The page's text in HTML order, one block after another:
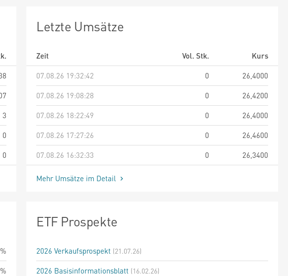
3
0
0
Letzte Umsätze
Zeit Vol. Stk.
Kurs
07.08.26 19:32:42
0
26,4000
07.08.26 19:08:28
0
26,4200
07.08.26 18:22:49
0
26,4000
07.08.26 17:27:26
0
26,4600
07.08.26 16:32:33
0 26,3400
Mehr Umsätze im Detail
ETF Prospekte
2026 Verkaufsprospekt (21.07.26)
2026 Basisinformationsblatt (16.02.26)